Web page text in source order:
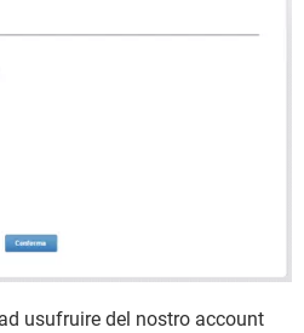
usufruire del nostro account